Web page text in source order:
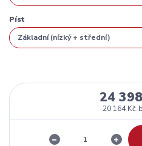
Píst
24
20 164 Kč